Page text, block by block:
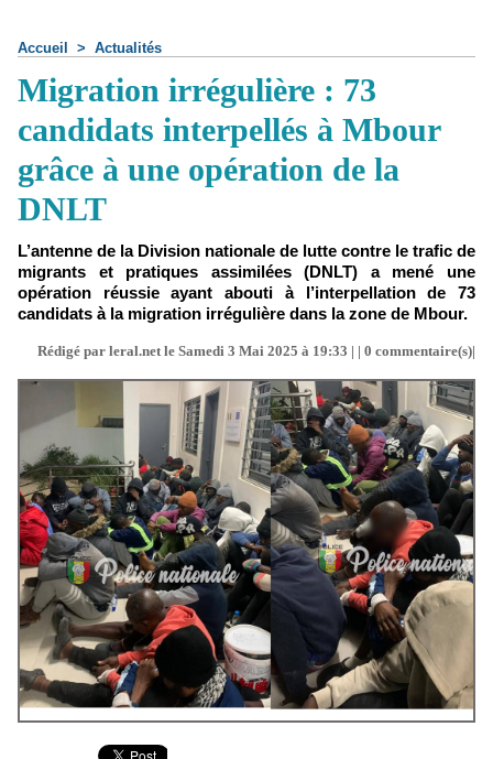
Accueil > Actualités
Migration irrégulière : 73
candidats interpellés à Mbour
grâce à une opération de la
DNLT
L’antenne de la Division nationale de lutte contre le trafic de
migrants et pratiques assimilées (DNLT) a mené une
opération réussie ayant abouti à l’interpellation de 73
candidats à la migration irrégulière dans la zone de Mbour.
Rédigé par leral.net le Samedi 3 Mai 2025 à 19:33 | | 0 commentaire(s)|